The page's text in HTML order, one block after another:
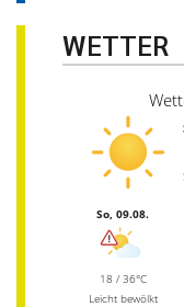
WETTER
So, 09.08.
18 / 36°C
Leicht bewölkt